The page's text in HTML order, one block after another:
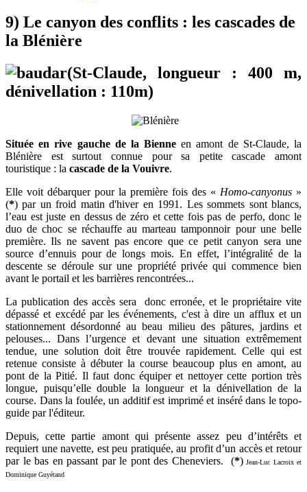
9) Le canyon des conflits : les cascades de
la Blénière
(St-Claude, longueur : 400 m,
dénivellation : 110m)
Située en rive gauche de la Bienne en amont de St-Claude, la
Blénière est surtout connue pour sa petite cascade amont
touristique : la cascade de la Vouivre.
Elle voit débarquer pour la première fois des « Homo-canyonus »
(*) par un froid matin d'hiver en 1991. Les sommets sont blancs,
l’eau est juste en dessus de zéro et cette fois pas de perfo, donc le
duo de choc se réchauffe au marteau tamponnoir pour une belle
première. Ils ne savent pas encore que ce petit canyon sera une
source d’ennuis pour de longs mois. En effet, l’intégralité de la
descente se déroule sur une propriété privée qui commence bien
avant le portail et les barrières rencontrées...
La publication des accès sera donc erronée, et le propriétaire vite
dépassé et excédé par les événements, c'est à dire un afflux et un
stationnement désordonné au beau milieu des pâtures, jardins et
pelouses... Dans l’urgence et devant une situation extrêmement
tendue, une solution doit être trouvée rapidement. Celle qui est
retenue consiste à débuter la course beaucoup plus en amont, au
pont de la Pitié. Il faut donc équiper et nettoyer cette portion très
longue, puisqu’elle double la longueur et la dénivellation de la
course. Dans la foulée, un additif est imprimé et inséré dans le topo-
guide par l'éditeur.
Depuis, cette partie amont qui présente assez peu d’intérêts et
requiert une navette, est peu pratiquée, au profit d’un accès et retour
par le bas en passant par le pont des Cheneviers. (*)Jean-Luc Lacroix et
Dominique Guyétand